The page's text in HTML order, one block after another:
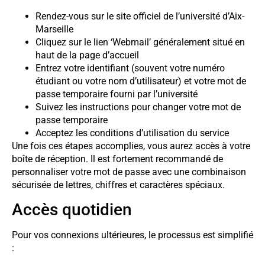
Rendez-vous sur le site officiel de l’université d’Aix-
Marseille
Cliquez sur le lien ‘Webmail’ généralement situé en
haut de la page d’accueil
Entrez votre identifiant (souvent votre numéro
étudiant ou votre nom d’utilisateur) et votre mot de
passe temporaire fourni par l’université
Suivez les instructions pour changer votre mot de
passe temporaire
Acceptez les conditions d’utilisation du service
Une fois ces étapes accomplies, vous aurez accès à votre
boîte de réception. Il est fortement recommandé de
personnaliser votre mot de passe avec une combinaison
sécurisée de lettres, chiffres et caractères spéciaux.
Accès quotidien
Pour vos connexions ultérieures, le processus est simplifié
: